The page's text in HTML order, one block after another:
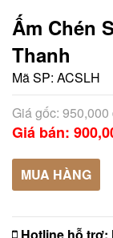
Ấm Chén
Thanh
Mã SP: ACSLH
Giá gốc: 950,000
Giá bán:
MUA HÀNG
Hotline hỗ trợ: